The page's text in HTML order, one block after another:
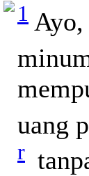
1 Ayo,
uang
r